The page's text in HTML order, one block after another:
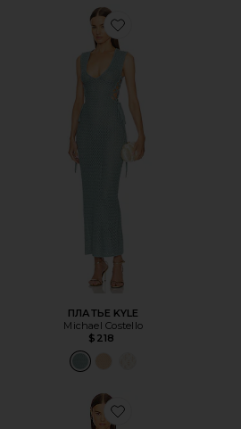
Favorite ПЛАТЬЕ KYLE
ПЛАТЬЕ KYLE
Michael Costello
$218
Favorite ВЕЧЕРНЕЕ